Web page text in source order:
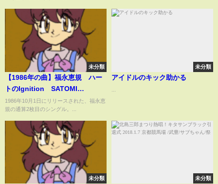
未分類
【1986年の曲】福永恵規 ハー
トのIgnition SATOMI
FUKUNAGA
1986年10月1日にリリースされた、福永恵
規の通算2枚目のシングル。...
未分類
アイドルのキック助かる
未分類 未分類